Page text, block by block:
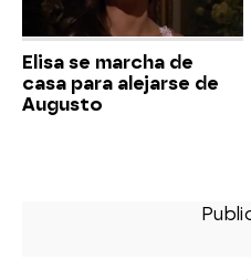
Elisa se marcha de
casa para alejarse de
Augusto